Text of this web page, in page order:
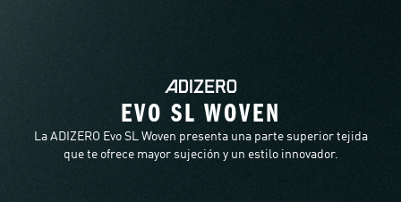
EVO SL WOVEN
La ADIZERO Evo SL Woven presenta una parte superior tejida
que te ofrece mayor sujeción y un estilo innovador.